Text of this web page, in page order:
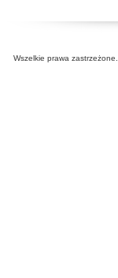
Wszelkie prawa